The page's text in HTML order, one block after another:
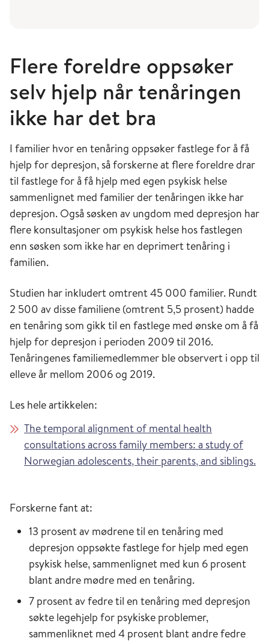
Flere foreldre oppsøker
selv hjelp når tenåringen
ikke har det bra
I familier hvor en tenåring oppsøker fastlege for å få
hjelp for depresjon, så forskerne at flere foreldre drar
til fastlege for å få hjelp med egen psykisk helse
sammenlignet med familier der tenåringen ikke har
depresjon. Også søsken av ungdom med depresjon har
flere konsultasjoner om psykisk helse hos fastlegen
enn søsken som ikke har en deprimert tenåring i
familien.
Studien har inkludert omtrent 45 000 familier. Rundt
2 500 av disse familiene (omtrent 5,5 prosent) hadde
en tenåring som gikk til en fastlege med ønske om å få
hjelp for depresjon i perioden 2009 til 2016.
Tenåringenes familiemedlemmer ble observert i opp til
elleve år mellom 2006 og 2019.
Les hele artikkelen:
The temporal alignment of mental health
consultations across family members: a study of
Norwegian adolescents, their parents, and siblings.
Forskerne fant at:
13 prosent av mødrene til en tenåring med
depresjon oppsøkte fastlege for hjelp med egen
psykisk helse, sammenlignet med kun 6 prosent
blant andre mødre med en tenåring.
7 prosent av fedre til en tenåring med depresjon
søkte legehjelp for psykiske problemer,
sammenliknet med 4 prosent blant andre fedre